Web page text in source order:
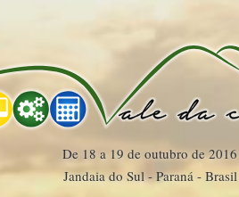
De 18 a 19 de outubro de 2016
Jandaia do Sul - Paraná - Brasil